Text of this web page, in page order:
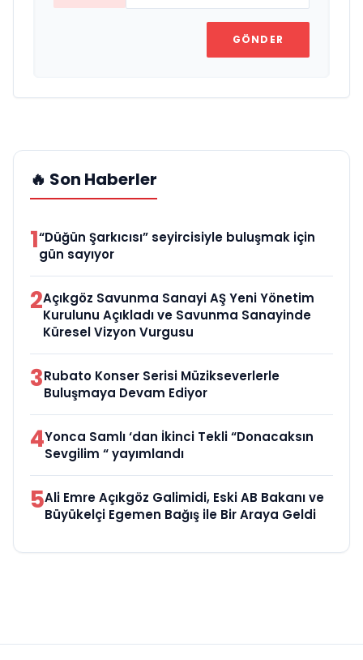
GÖNDER
🔥 Son Haberler
1“Düğün Şarkıcısı” seyircisiyle buluşmak için
gün sayıyor
2Açıkgöz Savunma Sanayi AŞ Yeni Yönetim
Kurulunu Açıkladı ve Savunma Sanayinde
Küresel Vizyon Vurgusu
3Rubato Konser Serisi Müzikseverlerle
Buluşmaya Devam Ediyor
4Yonca Samlı ‘dan İkinci Tekli “Donacaksın
Sevgilim “ yayımlandı
5Ali Emre Açıkgöz Galimidi, Eski AB Bakanı ve
Büyükelçi Egemen Bağış ile Bir Araya Geldi